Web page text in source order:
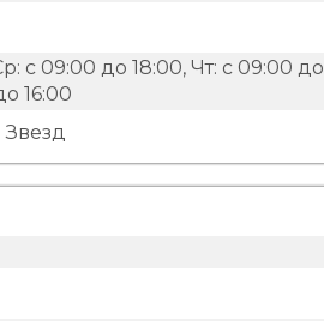
с 09:00 до 18:00, Чт: с 09:00 до
16:00